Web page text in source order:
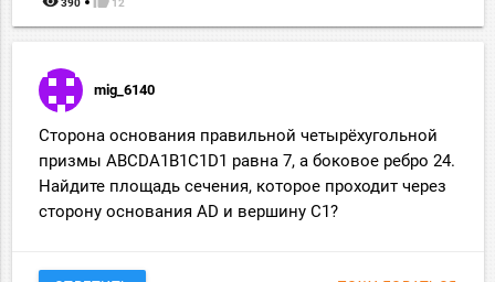
390 12
mig_6140
Сторона основания правильной четырёхугольной
призмы ABCDA1B1C1D1 равна 7, а боковое ребро 24.
Найдите площадь сечения, которое проходит через
сторону основания AD и вершину С1?